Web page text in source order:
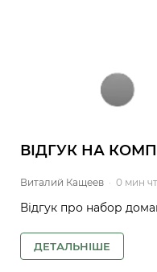
ВІДГУК НА
Виталий Кащеев · 0 мин
Відгук про набор
ДЕТАЛЬНІШЕ